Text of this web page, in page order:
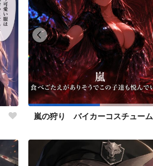
嵐の狩り バイカーコスチューム